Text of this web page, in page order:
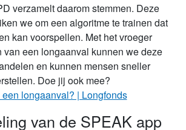
verzamelt daarom stemmen. Deze
we om een algoritme te trainen dat
kan voorspellen. Met het vroeger
van een longaanval kunnen we deze
en kunnen mensen sneller
Doe jij ook mee?
een longaanval? | Longfonds
van de SPEAK app